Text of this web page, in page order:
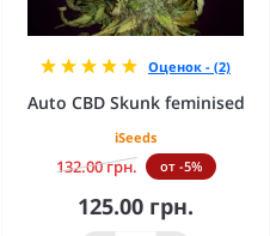
Оценок - (2)
Auto CBD Skunk feminised
iSeeds
132.00 грн. от -5%
125.00 грн.